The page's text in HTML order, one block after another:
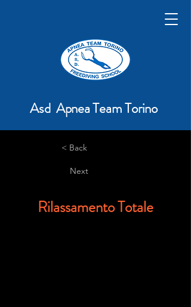
Asd Apnea Team Torino
< Back
Next
Rilassamento Totale